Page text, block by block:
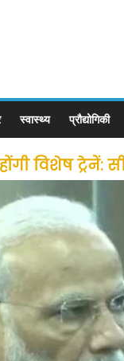
स्वास्थ्य प्रौद्योगिकी
विशेष ट्रेनें:
की जल्द
के बाद लोगो
जोन में
गृह मंत्रालय